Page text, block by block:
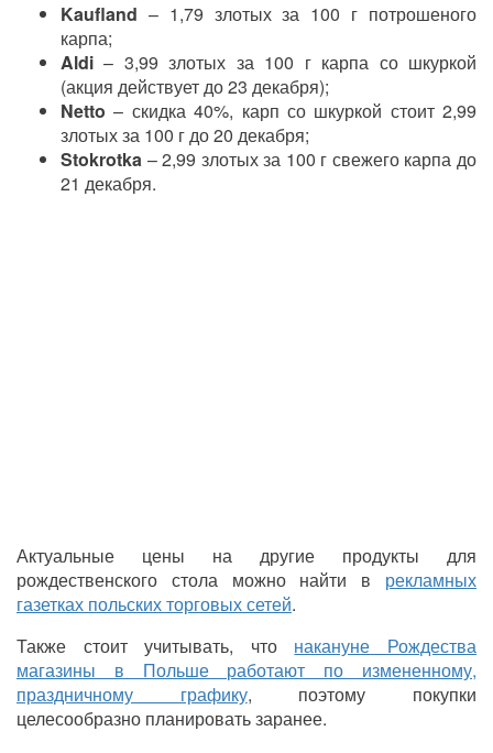
Kaufland – 1,79 злотых за 100 г потрошеного
карпа;
Aldi – 3,99 злотых за 100 г карпа со шкуркой
(акция действует до 23 декабря);
Netto – скидка 40%, карп со шкуркой стоит 2,99
злотых за 100 г до 20 декабря;
Stokrotka – 2,99 злотых за 100 г свежего карпа до
21 декабря.
Актуальные цены на другие продукты для
рождественского стола можно найти в рекламных
газетках польских торговых сетей.
Также стоит учитывать, что накануне Рождества
магазины в Польше работают по измененному,
праздничному графику, поэтому покупки
целесообразно планировать заранее.